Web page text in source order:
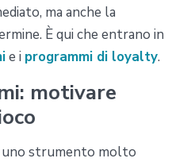
ma anche la
È qui che entrano in
e i programmi di loyalty.
motivare
uno strumento molto